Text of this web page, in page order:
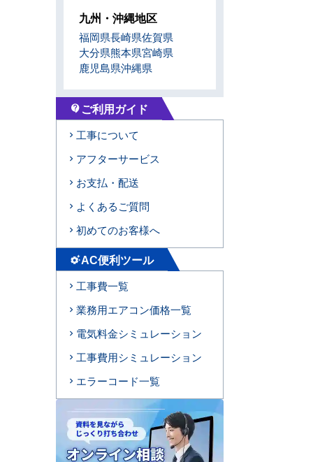
九州・沖縄地区
福岡県長崎県佐賀県
大分県熊本県宮崎県
鹿児島県沖縄県
contact_support ご利用ガイド
工事について
アフターサービス
お支払・配送
よくあるご質問
初めてのお客様へ
settings_suggestAC便利ツール
工事費一覧
業務用エアコン価格一覧
電気料金シミュレーション
工事費用シミュレーション
エラーコード一覧